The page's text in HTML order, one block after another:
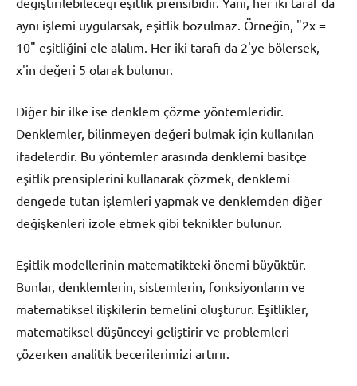
aynı işlemi uygularsak, eşitlik bozulmaz. Örneğin, "2x =
10" eşitliğini ele alalım. Her iki tarafı da 2'ye bölersek,
x'in değeri 5 olarak bulunur.
Diğer bir ilke ise denklem çözme yöntemleridir.
Denklemler, bilinmeyen değeri bulmak için kullanılan
ifadelerdir. Bu yöntemler arasında denklemi basitçe
eşitlik prensiplerini kullanarak çözmek, denklemi
dengede tutan işlemleri yapmak ve denklemden diğer
değişkenleri izole etmek gibi teknikler bulunur.
Eşitlik modellerinin matematikteki önemi büyüktür.
Bunlar, denklemlerin, sistemlerin, fonksiyonların ve
matematiksel ilişkilerin temelini oluşturur. Eşitlikler,
matematiksel düşünceyi geliştirir ve problemleri
çözerken analitik becerilerimizi artırır.